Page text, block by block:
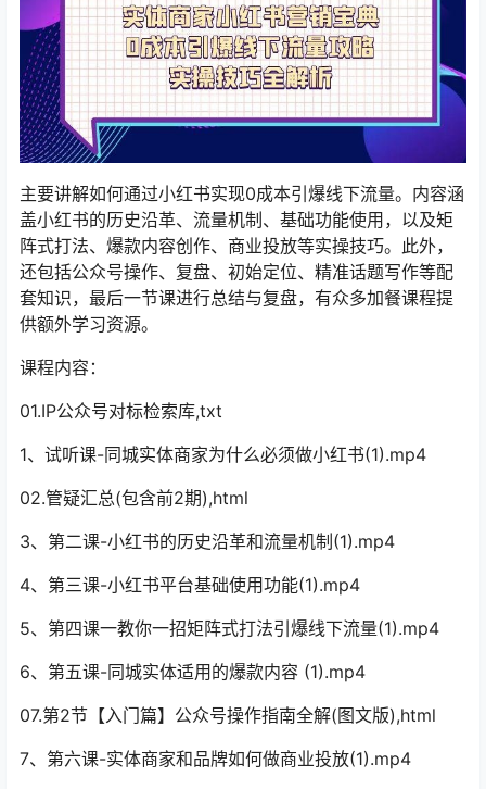
主要讲解如何通过小红书实现0成本引爆线下流量。内容涵
盖小红书的历史沿革、流量机制、基础功能使用，以及矩
阵式打法、爆款内容创作、商业投放等实操技巧。此外，
还包括公众号操作、复盘、初始定位、精准话题写作等配
套知识，最后一节课进行总结与复盘，有众多加餐课程提
供额外学习资源。
课程内容：
01.IP公众号对标检索库,txt
1、试听课-同城实体商家为什么必须做小红书(1).mp4
02.管疑汇总(包含前2期),html
3、第二课-小红书的历史沿革和流量机制(1).mp4
4、第三课-小红书平台基础使用功能(1).mp4
5、第四课一教你一招矩阵式打法引爆线下流量(1).mp4
6、第五课-同城实体适用的爆款内容 (1).mp4
07.第2节【入门篇】公众号操作指南全解(图文版),html
7、第六课-实体商家和品牌如何做商业投放(1).mp4